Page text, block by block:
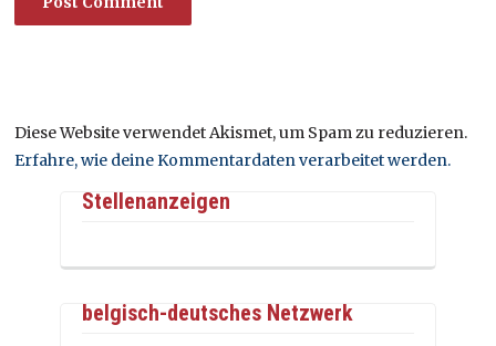
Diese Website verwendet Akismet, um Spam zu reduzieren.
Erfahre, wie deine Kommentardaten verarbeitet werden.
Stellenanzeigen
belgisch-deutsches Netzwerk